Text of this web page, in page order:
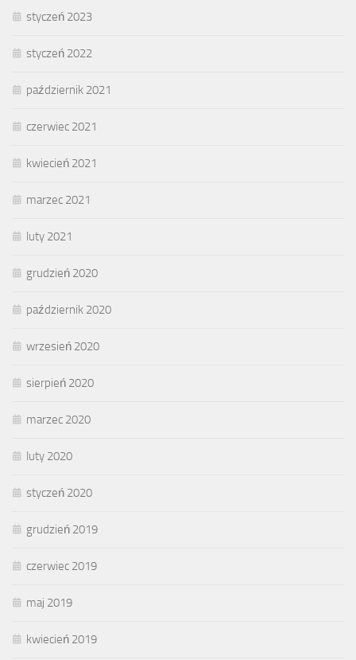
styczeń 2023
styczeń 2022
październik 2021
czerwiec 2021
kwiecień 2021
marzec 2021
luty 2021
grudzień 2020
październik 2020
wrzesień 2020
sierpień 2020
marzec 2020
luty 2020
styczeń 2020
grudzień 2019
czerwiec 2019
maj 2019
kwiecień 2019